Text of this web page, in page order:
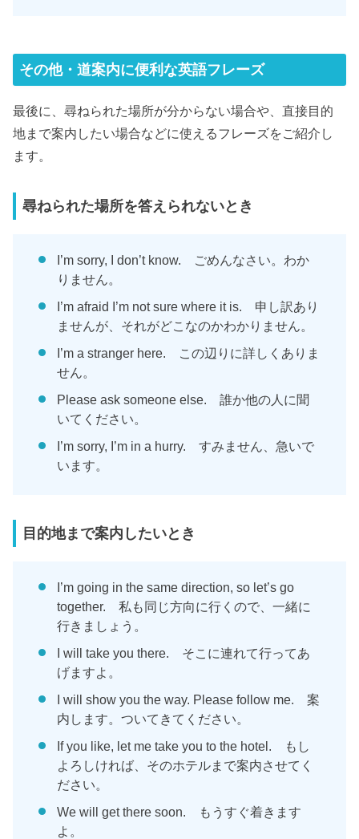
その他・道案内に便利な英語フレーズ
最後に、尋ねられた場所が分からない場合や、直接目的
地まで案内したい場合などに使えるフレーズをご紹介し
ます。
尋ねられた場所を答えられないとき
I’m sorry, I don’t know. ごめんなさい。わか
りません。
I’m afraid I’m not sure where it is. 申し訳あり
ませんが、それがどこなのかわかりません。
I’m a stranger here. この辺りに詳しくありま
せん。
Please ask someone else. 誰か他の人に聞
いてください。
I’m sorry, I’m in a hurry. すみません、急いで
います。
目的地まで案内したいとき
I’m going in the same direction, so let’s go
together. 私も同じ方向に行くので、一緒に
行きましょう。
I will take you there. そこに連れて行ってあ
げますよ。
I will show you the way. Please follow me. 案
内します。ついてきてください。
If you like, let me take you to the hotel. もし
よろしければ、そのホテルまで案内させてく
ださい。
We will get there soon. もうすぐ着きます
よ。